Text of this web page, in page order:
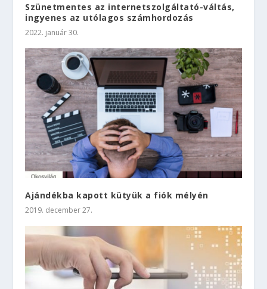
Szünetmentes az internetszolgáltató-váltás,
ingyenes az utólagos számhordozás
2022. január 30.
Ajándékba kapott kütyük a fiók mélyén
2019. december 27.